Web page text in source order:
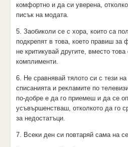
комфортно и да си уверена,
писък на модата.
5. Заобиколи се с хора, които са
подкрепят в това, което правиш за
не критикувай другите, вместо
комплименти.
6. Не сравнявай тялото си с тези
списанията и рекламите по
по-добре е да го приемеш и да се
усъвършенстваш, отколкото да го
за недостатъци.
7. Всеки ден си повтаряй сама на